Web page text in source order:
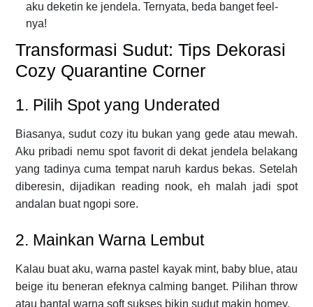
aku deketin ke jendela. Ternyata, beda banget feel-
nya!
Transformasi Sudut: Tips Dekorasi
Cozy Quarantine Corner
1. Pilih Spot yang Underated
Biasanya, sudut cozy itu bukan yang gede atau mewah.
Aku pribadi nemu spot favorit di dekat jendela belakang
yang tadinya cuma tempat naruh kardus bekas. Setelah
diberesin, dijadikan reading nook, eh malah jadi spot
andalan buat ngopi sore.
2. Mainkan Warna Lembut
Kalau buat aku, warna pastel kayak mint, baby blue, atau
beige itu beneran efeknya calming banget. Pilihan throw
atau bantal warna soft sukses bikin sudut makin homey.